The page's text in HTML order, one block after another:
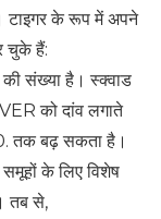
टाइगर के रूप में अपने
चुके हैं:
संख्या है। स्क्वाड
को दांव लगाते
तक बढ़ सकता है।
के लिए विशेष
तब से,